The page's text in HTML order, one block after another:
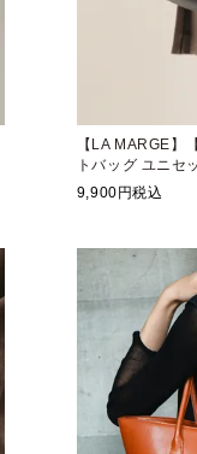
【LA MARGE】
トバッグ ユニセ
9,900 税込